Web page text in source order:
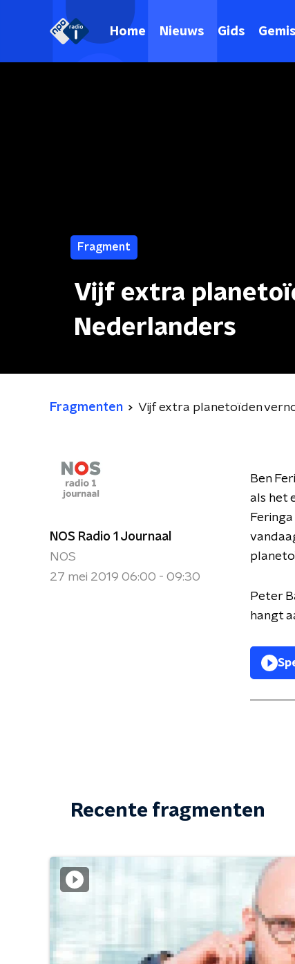
Home Nieuws Gids
Fragment
Vijf extra
Nederlanders
Fragmenten Vijf extra planetoïden
NOS Radio 1 Journaal
NOS
27 mei 2019 06:00 - 09:30
Ben
als het
Peter
hangt
Recente fragmenten